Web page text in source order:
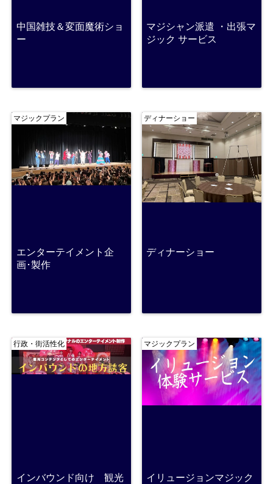
中国雑技＆変面魔術ショ
ー
マジシャン派遣 ・出張マ
ジック サービス
マジックプラン
エンターテイメント企
画･製作
ディナーショー
ディナーショー
行政・街活性化
インバウンド向け 観光
マジックプラン
イリュージョンマジック